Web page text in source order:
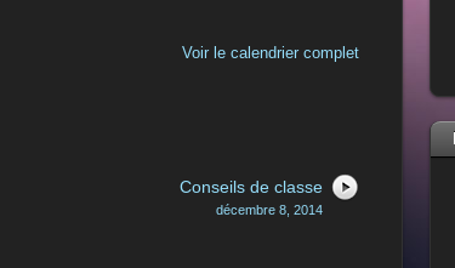
Voir le calendrier complet
Conseils de classe
décembre 8, 2014